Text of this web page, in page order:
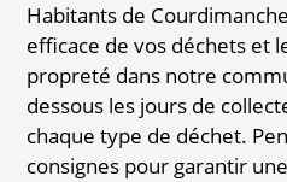
Habitants de
efficace de vos déchets et
propreté dans notre
dessous les jours de
chaque type de déchet.
consignes pour garantir